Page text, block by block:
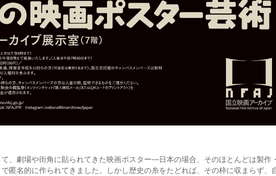
、劇場や街角に貼られてきた映画ポスター―日本の場合、そのほとんどは製作
匿名的に作られてきました。しかし歴史の糸をたどれば、その枠に収まらず、